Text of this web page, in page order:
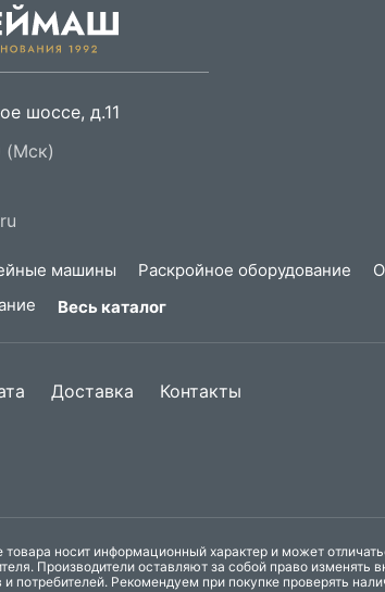
шоссе, д.11
(Мск)
машины Раскройное оборудование
Весь каталог
Доставка Контакты
носит информационный характер и может
Производители оставляют за собой право
потребителей. Рекомендуем при покупке проверять